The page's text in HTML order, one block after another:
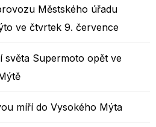
Městského úřadu
ve čtvrtek 9. července
světa Supermoto opět ve
míří do Vysokého Mýta